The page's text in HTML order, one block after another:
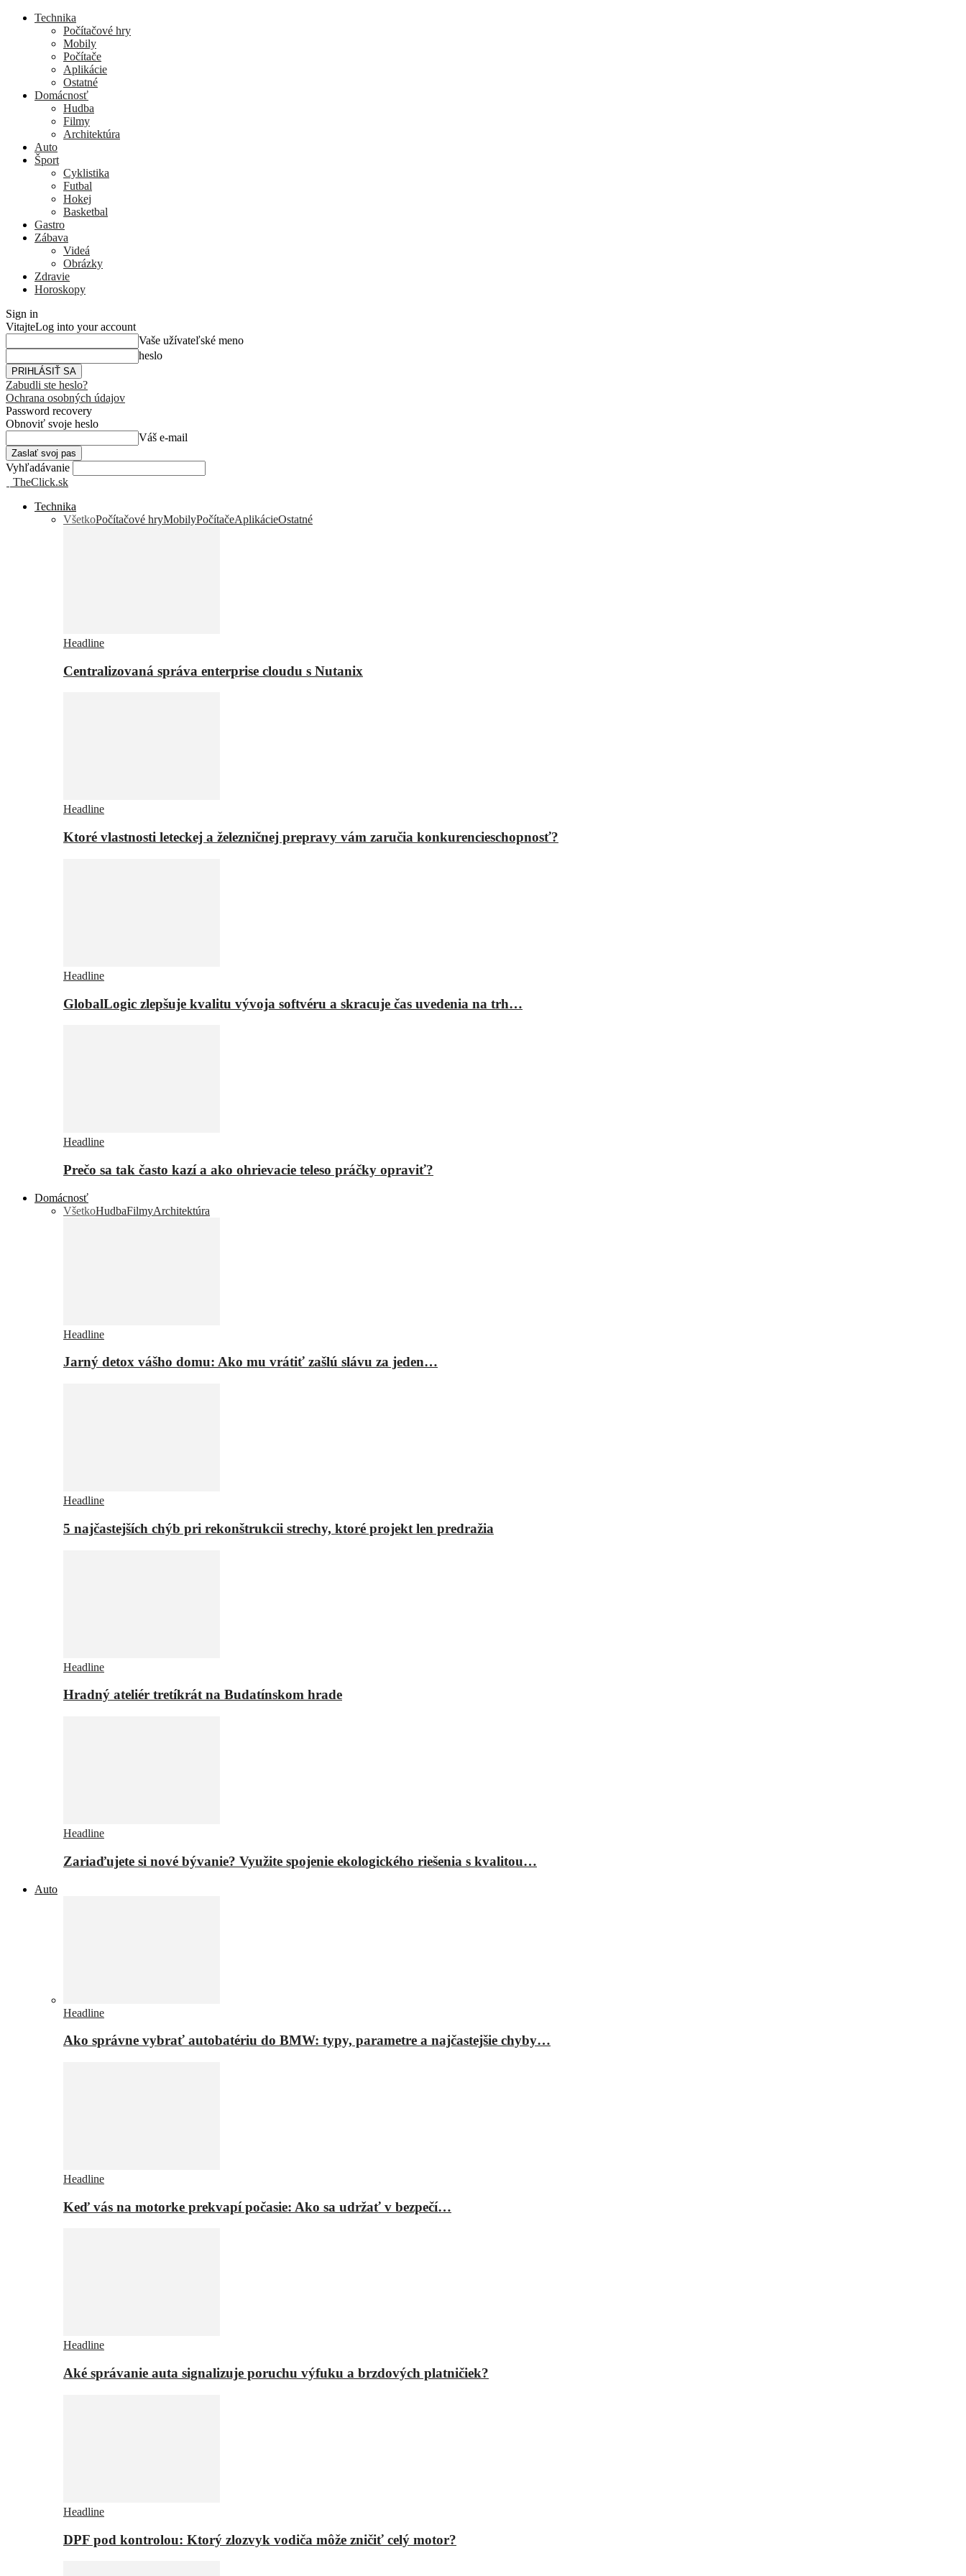
Technika
Počítačové hry
Mobily
Počítače
Aplikácie
Ostatné
Domácnosť
Hudba
Filmy
Architektúra
Auto
Šport
Cyklistika
Futbal
Hokej
Basketbal
Gastro
Zábava
Videá
Obrázky
Zdravie
Horoskopy
Sign in
VitajteLog into your account
Vaše užívateľské meno
heslo
Zabudli ste heslo?
Ochrana osobných údajov
Password recovery
Obnoviť svoje heslo
Váš e-mail
Vyhľadávanie
TheClick.sk
Technika
VšetkoPočítačové hryMobilyPočítačeAplikácieOstatné
Headline
Centralizovaná správa enterprise cloudu s Nutanix
Headline
Ktoré vlastnosti leteckej a železničnej prepravy vám zaručia konkurencieschopnosť?
Headline
GlobalLogic zlepšuje kvalitu vývoja softvéru a skracuje čas uvedenia na trh…
Headline
Prečo sa tak často kazí a ako ohrievacie teleso práčky opraviť?
Domácnosť
VšetkoHudbaFilmyArchitektúra
Headline
Jarný detox vášho domu: Ako mu vrátiť zašlú slávu za jeden…
Headline
5 najčastejších chýb pri rekonštrukcii strechy, ktoré projekt len predražia
Headline
Hradný ateliér tretíkrát na Budatínskom hrade
Headline
Zariaďujete si nové bývanie? Využite spojenie ekologického riešenia s kvalitou…
Auto
Headline
Ako správne vybrať autobatériu do BMW: typy, parametre a najčastejšie chyby…
Headline
Keď vás na motorke prekvapí počasie: Ako sa udržať v bezpečí…
Headline
Aké správanie auta signalizuje poruchu výfuku a brzdových platničiek?
Headline
DPF pod kontrolou: Ktorý zlozvyk vodiča môže zničiť celý motor?